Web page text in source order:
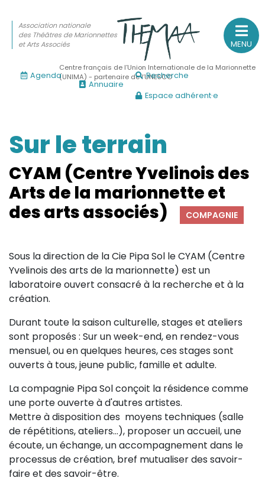
Sur le feu
(Actualités, annonces, vie professionnelle)
Sur le vif
(Agenda, spectacles, événements des adhérents)
(Fonctionnement, gouvernance, groupes de travail,
Sur le terrain
(Portraits, actions, collaborations)
Sur l’étagère
(Documents, études, publications)
MENU
Association nationale
des Théâtres de Marionnettes
et Arts Associés
Centre français de l’Union Internationale de la Marionnette
(UNIMA) - partenaire de l’UNESCO
Agenda
Annuaire
Recherche
Espace adhérent·e
Sur le terrain
CYAM (Centre Yvelinois des
Arts de la marionnette et
des arts associés)
COMPAGNIE
Sous la direction de la Cie Pipa Sol le CYAM (Centre
Yvelinois des arts de la marionnette) est un
laboratoire ouvert consacré à la recherche et à la
création.
Durant toute la saison culturelle, stages et ateliers
sont proposés : Sur un week-end, en rendez-vous
mensuel, ou en quelques heures, ces stages sont
ouverts à tous, jeune public, famille et adulte.
La compagnie Pipa Sol conçoit la résidence comme
une porte ouverte à d'autres artistes.
Mettre à disposition des moyens techniques (salle
de répétitions, ateliers...), proposer un accueil, une
écoute, un échange, un accompagnement dans le
processus de création, bref mutualiser des savoir-
faire et des savoir-être.